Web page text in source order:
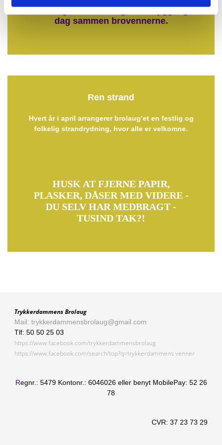
dag sammen brovennerne.
Ren strand
Hvert år i april arrangerer brolaug’et en festlig og
folkelig strandrydning, hvor alle er velkomne.
HUSK AT FJERNE PAPIR,
PLASKER, DÅSER MED VIDERE -
DU SELV HAR MEDBRAGT -
TUSIND TAK?!
Trykkerdammens Brolaug
Mail: trykkerdammensbrolaug@gmail.com
Tlf: 50 50 25 03
https://www.facebook.com/trykkerdammensbrolaug
https://www.facebook.com/search/top?q=trykkerdammens venner
Regnr.: 5479 Kontonr.: 6046026 eller benyt MobilePay: 52 26
78
CVR: 37 23 73 29